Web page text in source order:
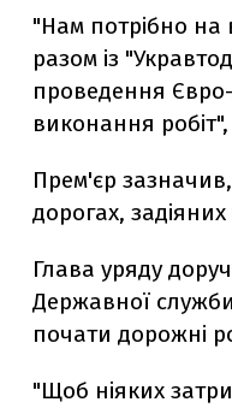
"Нам потрібно на
разом із
проведення
виконання
Прем'єр
дорогах,
Глава уряду
Державної
почати дорожні
"Щоб ніяких